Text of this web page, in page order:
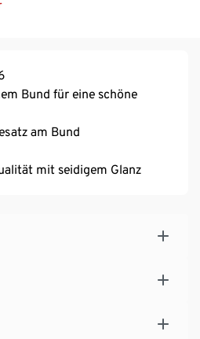
Bund für eine schöne
am Bund
mit seidigem Glanz